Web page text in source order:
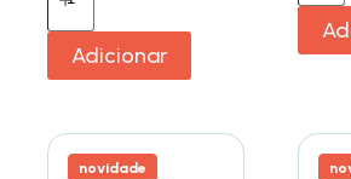
Adicionar
novidade